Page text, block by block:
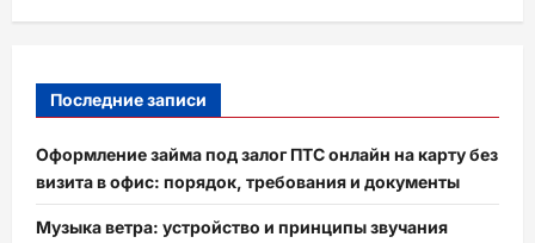
Последние записи
Оформление займа под залог ПТС онлайн на карту без
визита в офис: порядок, требования и документы
Музыка ветра: устройство и принципы звучания